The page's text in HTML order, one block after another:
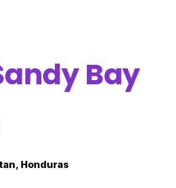
Bay
Honduras